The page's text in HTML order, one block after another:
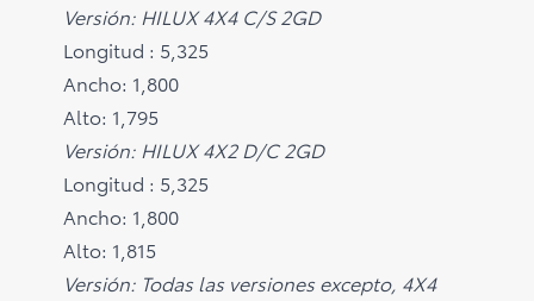
Versión: HILUX 4X4 C/S 2GD
Longitud : 5,325
Ancho: 1,800
Alto: 1,795
Versión: HILUX 4X2 D/C 2GD
Longitud : 5,325
Ancho: 1,800
Alto: 1,815
Versión: Todas las versiones excepto, 4X4